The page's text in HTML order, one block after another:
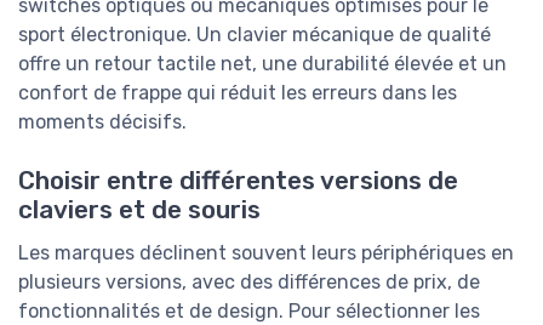
switches optiques ou mécaniques optimisés pour le
sport électronique. Un clavier mécanique de qualité
offre un retour tactile net, une durabilité élevée et un
confort de frappe qui réduit les erreurs dans les
moments décisifs.
Choisir entre différentes versions de
claviers et de souris
Les marques déclinent souvent leurs périphériques en
plusieurs versions, avec des différences de prix, de
fonctionnalités et de design. Pour sélectionner les